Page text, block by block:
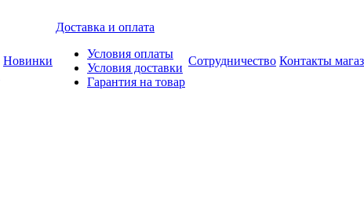
Новинки
Доставка и оплата
Условия оплаты
Условия доставки
Гарантия на товар
Сотрудничество Контакты